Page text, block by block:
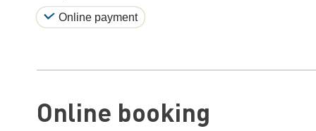
Online payment
Online booking